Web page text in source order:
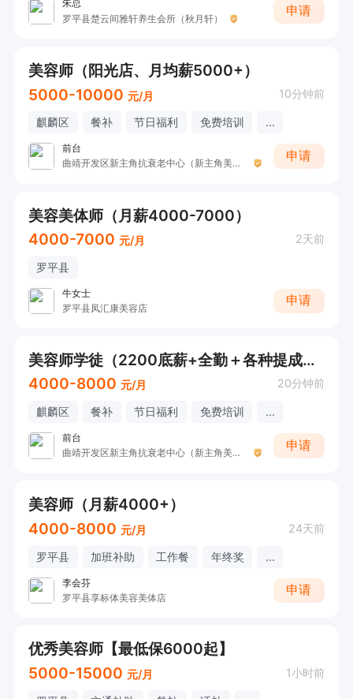
朱总
罗平县楚云间雅轩养生会所（秋月轩）
申请
美容师（阳光店、月均薪5000+）
5000-10000 元/月 10分钟前
麒麟区 餐补 节日福利 免费培训 ...
前台
曲靖开发区新主角抗衰老中心（新主角美容SPA）
申请
美容美体师（月薪4000-7000）
4000-7000 元/月 2天前
罗平县
牛女士
罗平县凤汇康美容店
申请
美容师学徒（2200底薪+全勤＋各种提成＋工龄工资＋补助＋福利）
4000-8000 元/月 20分钟前
麒麟区 餐补 节日福利 免费培训 ...
前台
曲靖开发区新主角抗衰老中心（新主角美容SPA）
申请
美容师（月薪4000+）
4000-8000 元/月 24天前
罗平县 加班补助 工作餐 年终奖 ...
李会芬
罗平县享标体美容美体店
申请
优秀美容师【最低保6000起】
5000-15000 元/月 1小时前